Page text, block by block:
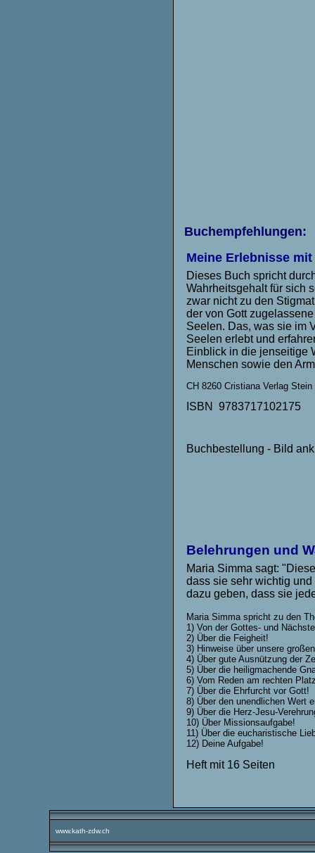
Buchempfehlungen:
Meine Erlebnisse
Dieses Buch spricht
Wahrheitsgehalt für sich
zwar nicht zu den
der von Gott
Seelen. Das, was sie im
Seelen erlebt und
Einblick in die jenseitige
Menschen sowie den
CH 8260 Cristiana Verlag Stein
ISBN 9783717102175
Buchbestellung - Bild
Belehrungen und
Maria Simma sagt:
dass sie sehr wichtig
dazu geben, dass sie
Maria Simma spricht zu den
1) Von der Gottes- und
2) Über die Feigheit!
3) Hinweise über unsere
4) Über gute Ausnützung der
5) Über die heiligmachende
6) Vom Reden am rechten
7) Über die Ehrfurcht vor Gott!
8) Über den unendlichen Wert
9) Über die Herz-Jesu-
10) Über Missionsaufgabe!
11) Über die eucharistische
12) Deine Aufgabe!
Heft mit 16 Seiten
www.kath-zdw.ch